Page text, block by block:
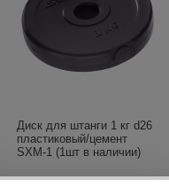
Диск для штанги 1 кг d26
пластиковый/цемент
SXM-1 (1шт в наличии)